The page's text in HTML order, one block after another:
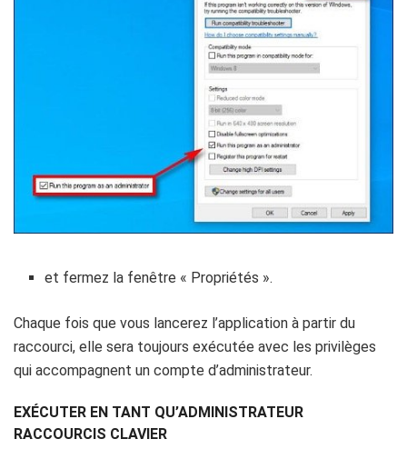
et fermez la fenêtre « Propriétés ».
Chaque fois que vous lancerez l’application à partir du
raccourci, elle sera toujours exécutée avec les privilèges
qui accompagnent un compte d’administrateur.
EXÉCUTER EN TANT QU’ADMINISTRATEUR
RACCOURCIS CLAVIER